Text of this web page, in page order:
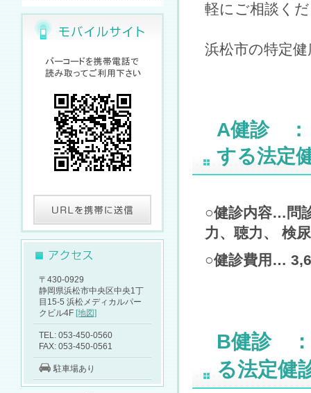
軽にご相談く
浜松市の特定
A健診 ：
する法定
○健診内容…問
力、聴力、 検
○健診費用…
B健診 ：
る法定健
〒430-0929
静岡県浜松市中央区中央1丁
目15-5 浜松メディカルパー
クビル4F [地図]
TEL: 053-450-0560
FAX: 053-450-0561
駐車場あり